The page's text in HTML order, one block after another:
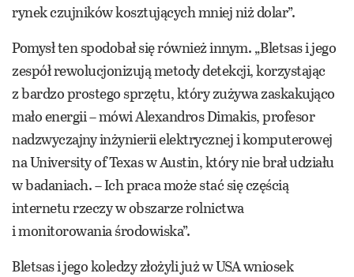
rynek czujników kosztujących mniej niż dolar”.
Pomysł ten spodobał się również innym. „Bletsas i jego
zespół rewolucjonizują metody detekcji, korzystając
z bardzo prostego sprzętu, który zużywa zaskakująco
mało energii – mówi Alexandros Dimakis, profesor
nadzwyczajny inżynierii elektrycznej i komputerowej
na University of Texas w Austin, który nie brał udziału
w badaniach. – Ich praca może stać się częścią
internetu rzeczy w obszarze rolnictwa
i monitorowania środowiska”.
Bletsas i jego koledzy złożyli już w USA wniosek